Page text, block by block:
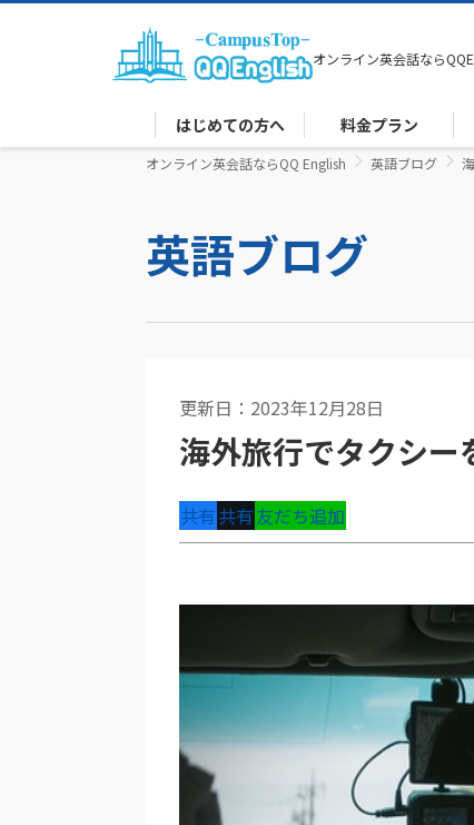
オンライン英会話なら
はじめての方へ 料金プラン
オンライン英会話ならQQ English 英語ブログ
英語ブログ
更新日：2023年12月28日
海外旅行でタクシ
共有共有友だち追加